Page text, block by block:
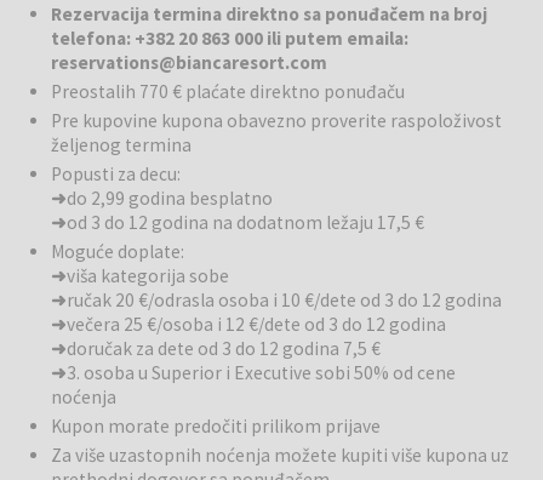
Bianca Resort & Spaje ekskluzivan hotel-resort u Kolašinu, koji
spaja udobnost i luksuz hotela visoke kategorije sa elementima
planinske kuće: interijer i arhitektura dizajnirani su tako da
podsećaju na kuću u planinama. Hotel je okružen borovom šumom, a
iz soba i ostalih prostora pruža se prekrasan pogled na Bjelasicu. Na
raspolaganju je približno 102 sobe, suiteova i apartmana različitih
kategorija, što omogućava smeštaj za različite potrebe - porodice,
parove i individualne goste.
Wellness:SPA centar u Bianci središnji je deo za opuštanje i
regeneraciju. Obuhvata unutrašnji bazen, saunu, parnu kupku,
jacuzzi te tretmane za telo i lice. Konkretno: od 9 do 21 sat gosti
mogu koristiti unutrašnji bazen, saune, parnu kupku i jacuzzi; sauna i
turska kupka dostupne su od 16 do 20 sati. Uz to, dostupne su
posebne sobe za masaže i tretmane. Wellness je osmišljen tako da
pruža “sinergiju fizičkog, mentalnog, emocionalnog i duhovnog
zdravlja” - idealno za opuštanje nakon aktivnog dana ili za ugodan
odmor.
Rezervacija termina direktno sa ponuđačem na broj
telefona: +382 20 863 000 ili putem emaila:
reservations@biancaresort.com
Preostalih 770 € plaćate direktno ponuđaču
Pre kupovine kupona obavezno proverite raspoloživost
željenog termina
Popusti za decu:
➜do 2,99 godina besplatno
➜od 3 do 12 godina na dodatnom ležaju 17,5 €
Moguće doplate:
➜viša kategorija sobe
➜ručak 20 €/odrasla osoba i 10 €/dete od 3 do 12 godina
➜večera 25 €/osoba i 12 €/dete od 3 do 12 godina
➜doručak za dete od 3 do 12 godina 7,5 €
➜3. osoba u Superior i Executive sobi 50% od cene
noćenja
Kupon morate predočiti prilikom prijave
Za više uzastopnih noćenja možete kupiti više kupona uz